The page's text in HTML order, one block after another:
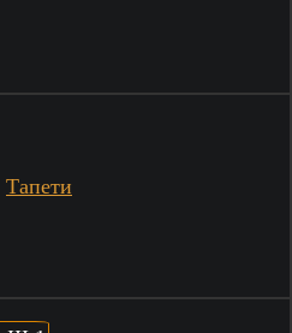
Тапети